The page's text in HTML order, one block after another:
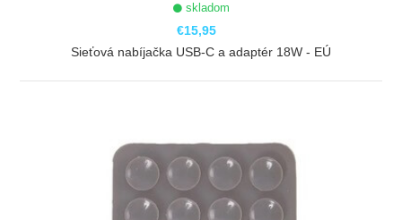
skladom
€15,95
Sieťová nabíjačka USB-C a adaptér 18W - EÚ